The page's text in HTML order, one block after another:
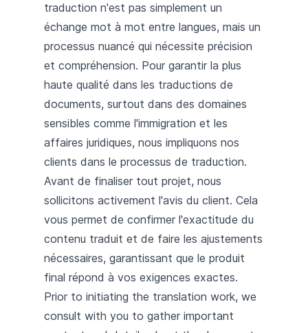
traduction n'est pas simplement un
échange mot à mot entre langues, mais un
processus nuancé qui nécessite précision
et compréhension. Pour garantir la plus
haute qualité dans les traductions de
documents, surtout dans des domaines
sensibles comme l'immigration et les
affaires juridiques, nous impliquons nos
clients dans le processus de traduction.
Avant de finaliser tout projet, nous
sollicitons activement l'avis du client. Cela
vous permet de confirmer l'exactitude du
contenu traduit et de faire les ajustements
nécessaires, garantissant que le produit
final répond à vos exigences exactes.
Prior to initiating the translation work, we
consult with you to gather important